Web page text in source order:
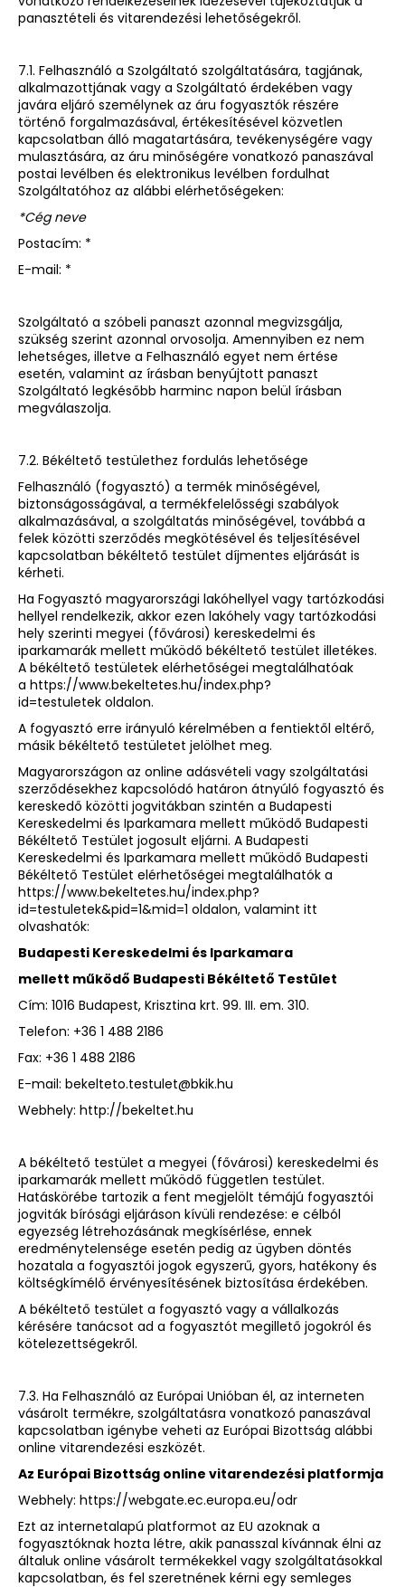
panasztételi és vitarendezési lehetőségekről.
7.1. Felhasználó a Szolgáltató szolgáltatására, tagjának,
alkalmazottjának vagy a Szolgáltató érdekében vagy
javára eljáró személynek az áru fogyasztók részére
történő forgalmazásával, értékesítésével közvetlen
kapcsolatban álló magatartására, tevékenységére vagy
mulasztására, az áru minőségére vonatkozó panaszával
postai levélben és elektronikus levélben fordulhat
Szolgáltatóhoz az alábbi elérhetőségeken:
*Cég neve
Postacím: *
E-mail: *
Szolgáltató a szóbeli panaszt azonnal megvizsgálja,
szükség szerint azonnal orvosolja. Amennyiben ez nem
lehetséges, illetve a Felhasználó egyet nem értése
esetén, valamint az írásban benyújtott panaszt
Szolgáltató legkésőbb harminc napon belül írásban
megválaszolja.
7.2. Békéltető testülethez fordulás lehetősége
Felhasználó (fogyasztó) a termék minőségével,
biztonságosságával, a termékfelelősségi szabályok
alkalmazásával, a szolgáltatás minőségével, továbbá a
felek közötti szerződés megkötésével és teljesítésével
kapcsolatban békéltető testület díjmentes eljárását is
kérheti.
Ha Fogyasztó magyarországi lakóhellyel vagy tartózkodási
hellyel rendelkezik, akkor ezen lakóhely vagy tartózkodási
hely szerinti megyei (fővárosi) kereskedelmi és
iparkamarák mellett működő békéltető testület illetékes.
A békéltető testületek elérhetőségei megtalálhatóak
a https://www.bekeltetes.hu/index.php?
id=testuletek oldalon.
A fogyasztó erre irányuló kérelmében a fentiektől eltérő,
másik békéltető testületet jelölhet meg.
Magyarországon az online adásvételi vagy szolgáltatási
szerződésekhez kapcsolódó határon átnyúló fogyasztó és
kereskedő közötti jogvitákban szintén a Budapesti
Kereskedelmi és Iparkamara mellett működő Budapesti
Békéltető Testület jogosult eljárni. A Budapesti
Kereskedelmi és Iparkamara mellett működő Budapesti
Békéltető Testület elérhetőségei megtalálhatók a
https://www.bekeltetes.hu/index.php?
id=testuletek&pid=1&mid=1 oldalon, valamint itt
olvashatók:
Budapesti Kereskedelmi és Iparkamara
mellett működő Budapesti Békéltető Testület
Cím: 1016 Budapest, Krisztina krt. 99. III. em. 310.
Telefon: +36 1 488 2186
Fax: +36 1 488 2186
E-mail: bekelteto.testulet@bkik.hu
Webhely: http://bekeltet.hu
A békéltető testület a megyei (fővárosi) kereskedelmi és
iparkamarák mellett működő független testület.
Hatáskörébe tartozik a fent megjelölt témájú fogyasztói
jogviták bírósági eljáráson kívüli rendezése: e célból
egyezség létrehozásának megkísérlése, ennek
eredménytelensége esetén pedig az ügyben döntés
hozatala a fogyasztói jogok egyszerű, gyors, hatékony és
költségkímélő érvényesítésének biztosítása érdekében.
A békéltető testület a fogyasztó vagy a vállalkozás
kérésére tanácsot ad a fogyasztót megillető jogokról és
kötelezettségekről.
7.3. Ha Felhasználó az Európai Unióban él, az interneten
vásárolt termékre, szolgáltatásra vonatkozó panaszával
kapcsolatban igénybe veheti az Európai Bizottság alábbi
online vitarendezési eszközét.
Az Európai Bizottság online vitarendezési platformja
Webhely: https://webgate.ec.europa.eu/odr
Ezt az internetalapú platformot az EU azoknak a
fogyasztóknak hozta létre, akik panasszal kívánnak élni az
általuk online vásárolt termékekkel vagy szolgáltatásokkal
kapcsolatban, és fel szeretnének kérni egy semleges